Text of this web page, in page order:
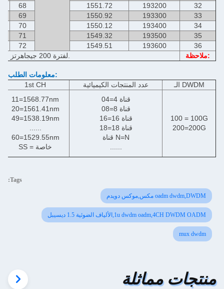
32
193200
1551.72
68
33
193300
1550.92
69
34
193400
1550.12
70
35
193500
1549.32
71
36
193600
1549.51
72
ملاحظة:
معلومات الطلب:
الـ DWDM
عدد المنتجات الكيميائية 1st CH
100 = 100G
200=200G
04=4 قناة
08=8 قناة
16=16 قناة
18=18 قناة
قناة N=N
11=1568.77nm
20=1561.41nm
49=1538.19nm
60=1529.55nm
SS = خاصة
Tags:
oadm dwdm,DWDM مكس,موكس دويدم
1u dwdm oadm,4CH DWDM OADM,الألياف الضوئية 1.5 ديسيبل
mux dwdm
منتجات مماثلة